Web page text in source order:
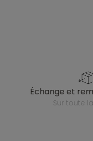
échange et
sur toute